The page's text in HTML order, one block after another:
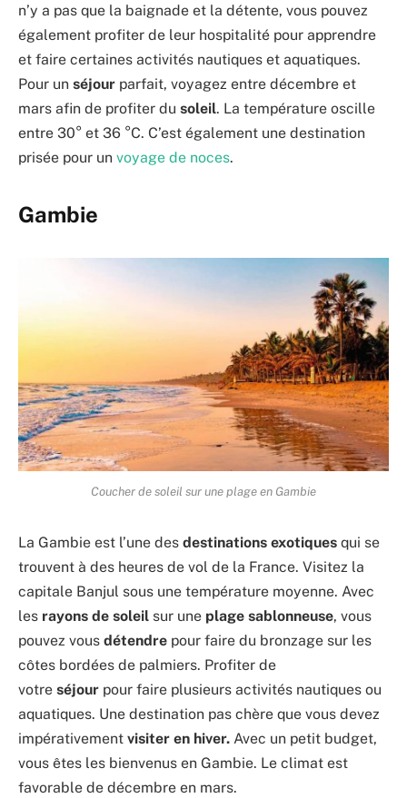
n’y a pas que la baignade et la détente, vous pouvez
également profiter de leur hospitalité pour apprendre
et faire certaines activités nautiques et aquatiques.
Pour un séjour parfait, voyagez entre décembre et
mars afin de profiter du soleil. La température oscille
entre 30° et 36 °C. C’est également une destination
prisée pour un voyage de noces.
Gambie
Coucher de soleil sur une plage en Gambie
La Gambie est l’une des destinations exotiques qui se
trouvent à des heures de vol de la France. Visitez la
capitale Banjul sous une température moyenne. Avec
les rayons de soleil sur une plage sablonneuse, vous
pouvez vous détendre pour faire du bronzage sur les
côtes bordées de palmiers. Profiter de
votre séjour pour faire plusieurs activités nautiques ou
aquatiques. Une destination pas chère que vous devez
impérativement visiter en hiver. Avec un petit budget,
vous êtes les bienvenus en Gambie. Le climat est
favorable de décembre en mars.